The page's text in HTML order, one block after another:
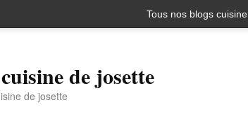
Tous nos blogs cuisine
de josette
de josette